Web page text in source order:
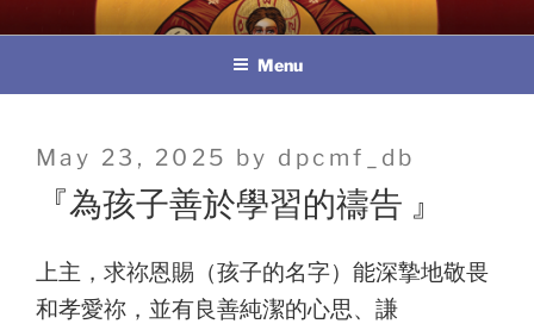
to
教區婚姻與家庭牧民委員會
Menu
Posted
on
May 23, 2025 by dpcmf_db
『為孩子善於學習的禱告 』
上主，求祢恩賜（孩子的名字）能深摯地敬畏
和孝愛祢，並有良善純潔的心思、謙